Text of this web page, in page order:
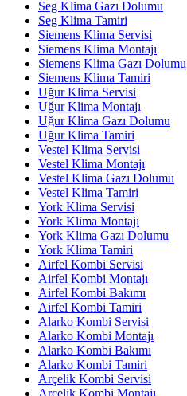
Seg Klima Gazı Dolumu
Seg Klima Tamiri
Siemens Klima Servisi
Siemens Klima Montajı
Siemens Klima Gazı Dolumu
Siemens Klima Tamiri
Uğur Klima Servisi
Uğur Klima Montajı
Uğur Klima Gazı Dolumu
Uğur Klima Tamiri
Vestel Klima Servisi
Vestel Klima Montajı
Vestel Klima Gazı Dolumu
Vestel Klima Tamiri
York Klima Servisi
York Klima Montajı
York Klima Gazı Dolumu
York Klima Tamiri
Airfel Kombi Servisi
Airfel Kombi Montajı
Airfel Kombi Bakımı
Airfel Kombi Tamiri
Alarko Kombi Servisi
Alarko Kombi Montajı
Alarko Kombi Bakımı
Alarko Kombi Tamiri
Arçelik Kombi Servisi